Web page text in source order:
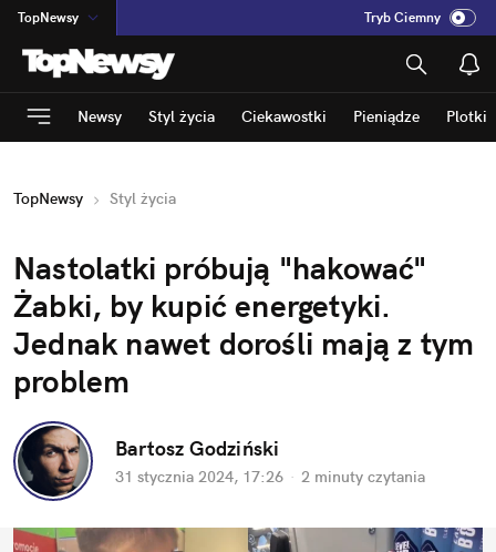
TopNewsy
na:Temat
INN:Poland
ASZ:dziennik
dad:HERO
Tryb Ciemny
Newsy Styl życia Ciekawostki Pieniądze Plotki
TopNewsy Styl życia
Nastolatki próbują "hakować"
Żabki, by kupić energetyki.
Jednak nawet dorośli mają z tym
problem
Bartosz Godziński
31 stycznia 2024, 17:26 · 2 minuty czytania